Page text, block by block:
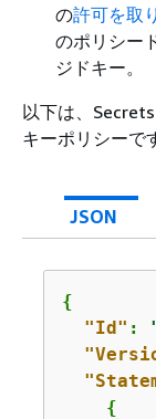
の許可を取
のポリシー
ジドキー。
以下は、
キーポリシーで
JSON
{
"Id" :
{